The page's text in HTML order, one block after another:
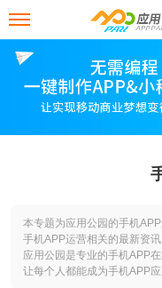
本专题为应用公园的手机
手机APP运营相关的最新资讯
应用公园是专业的手机APP
让每个人都能成为手机APP应